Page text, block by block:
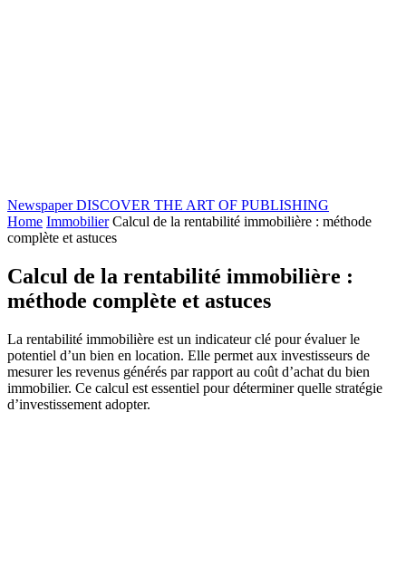
Newspaper DISCOVER THE ART OF PUBLISHING
Home Immobilier Calcul de la rentabilité immobilière : méthode
complète et astuces
Calcul de la rentabilité immobilière :
méthode complète et astuces
La rentabilité immobilière est un indicateur clé pour évaluer le
potentiel d’un bien en location. Elle permet aux investisseurs de
mesurer les revenus générés par rapport au coût d’achat du bien
immobilier. Ce calcul est essentiel pour déterminer quelle stratégie
d’investissement adopter.